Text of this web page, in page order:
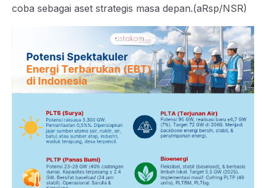
coba sebagai aset strategis masa depan.(aRsp/NSR)